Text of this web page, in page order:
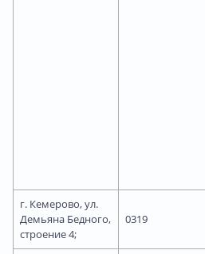
г. Кемерово, ул.
Демьяна Бедного,
строение 4;
0319